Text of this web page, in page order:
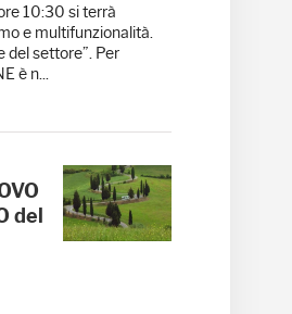
10:30 si terrà
e multifunzionalità.
settore”. Per
è n...
del